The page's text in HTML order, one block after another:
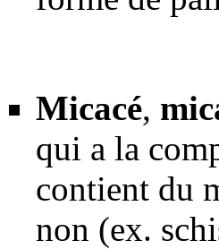
Micacé,
qui a la
contient du
non (ex.